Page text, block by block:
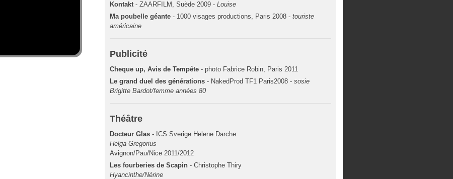
Kontakt- ZAARFILM, Suède 2009 - Louise
Ma poubelle géante - 1000 visages productions, Paris 2008 - touriste
américaine
Publicité
Cheque up, Avis de Tempête - photo Fabrice Robin, Paris 2011
Le grand duel des générations - NakedProd TF1 Paris2008 - sosie
Brigitte Bardot/femme années 80
Théâtre
Docteur Glas - ICS Sverige Helene Darche
Helga Gregorius
Avignon/Pau/Nice 2011/2012
Les fourberies de Scapin - Christophe Thiry
Hyancinthe/Nérine